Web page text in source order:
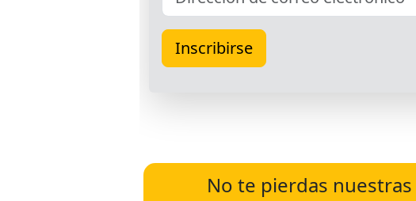
No te pierdas